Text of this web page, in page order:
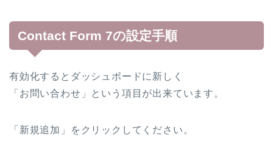
Contact Form 7の設定手順
有効化するとダッシュボードに新しく
「お問い合わせ」という項目が出来ています。
「新規追加」をクリックしてください。